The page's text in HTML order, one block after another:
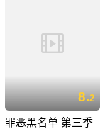
8.2
罪恶黑名单 第三季